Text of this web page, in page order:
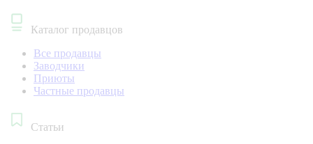
Каталог продавцов
Все продавцы
Заводчики
Приюты
Частные продавцы
Статьи